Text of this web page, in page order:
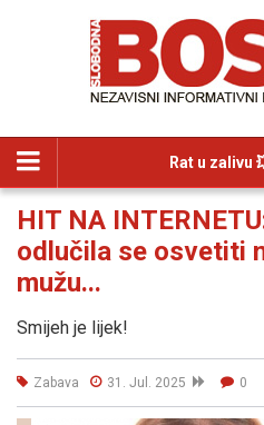
Rat u zalivu
HIT NA
odlučila se osvetiti
mužu...
Smijeh je lijek!
Zabava 31. Jul. 2025 0